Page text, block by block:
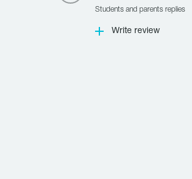
Students and parents replies
Write review